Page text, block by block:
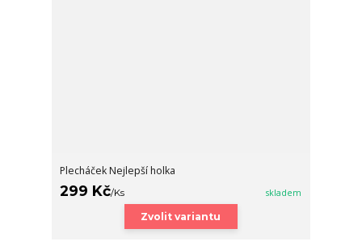
Plecháček Nejlepší holka
299 Kč/Ks skladem
Zvolit variantu